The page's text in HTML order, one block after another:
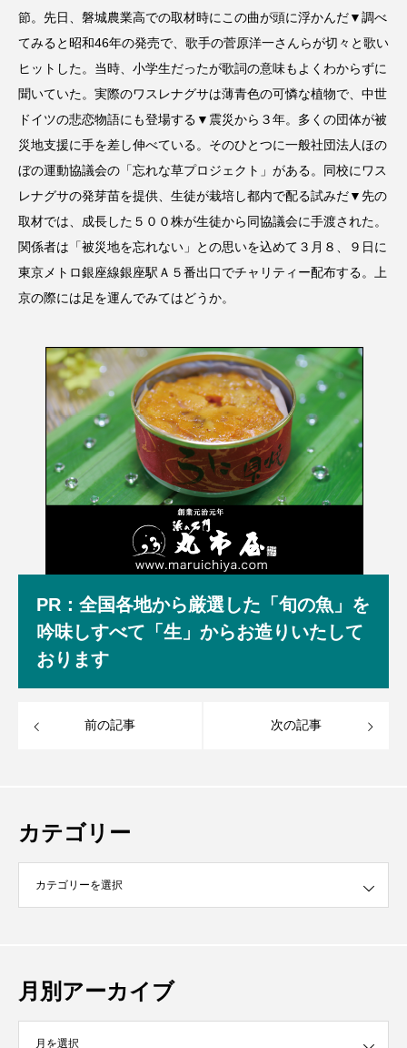
節。先日、磐城農業高での取材時にこの曲が頭に浮かんだ▼調べ
てみると昭和46年の発売で、歌手の菅原洋一さんらが切々と歌い
ヒットした。当時、小学生だったが歌詞の意味もよくわからずに
聞いていた。実際のワスレナグサは薄青色の可憐な植物で、中世
ドイツの悲恋物語にも登場する▼震災から３年。多くの団体が被
災地支援に手を差し伸べている。そのひとつに一般社団法人ほの
ぼの運動協議会の「忘れな草プロジェクト」がある。同校にワス
レナグサの発芽苗を提供、生徒が栽培し都内で配る試みだ▼先の
取材では、成長した５００株が生徒から同協議会に手渡された。
関係者は「被災地を忘れない」との思いを込めて３月８、９日に
東京メトロ銀座線銀座駅Ａ５番出口でチャリティー配布する。上
京の際には足を運んでみてはどうか。
PR：全国各地から厳選した「旬の魚」を
吟味しすべて「生」からお造りいたして
おります
前の記事 次の記事
カテゴリー
月別アーカイブ